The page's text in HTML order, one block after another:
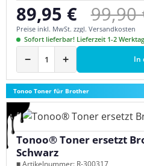
Verkaufspreis:
89,95 € 99,90
Preise inkl. MwSt. zzgl. Versandkosten
Sofort lieferbar! Lieferzeit 1-2
− + In
Tonoo Toner für Brother
Tonoo® Toner ersetzt
Schwarz
■ Artikelnummer: R-300317